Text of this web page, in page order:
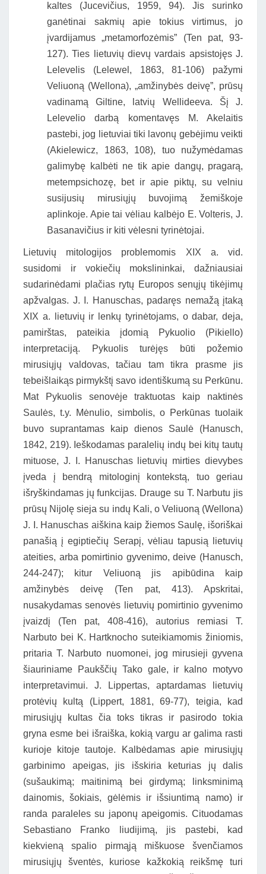
kaltes (Jucevičius, 1959, 94). Jis surinko
ganėtinai sakmių apie tokius virtimus, jo
įvardijamus „metamorfozėmis” (Ten pat, 93-
127). Ties lietuvių dievų vardais apsistojęs J.
Lelevelis (Lelewel, 1863, 81-106) pažymi
Veliuoną (Wellona), „amžinybės deivę”, prūsų
vadinamą Giltine, latvių Wellideeva. Šį J.
Lelevelio darbą komentavęs M. Akelaitis
pastebi, jog lietuviai tiki lavonų gebėjimu veikti
(Akielewicz, 1863, 108), tuo nužymėdamas
galimybę kalbėti ne tik apie dangų, pragarą,
metempsichozę, bet ir apie piktų, su velniu
susijusių mirusiųjų buvojimą žemiškoje
aplinkoje. Apie tai vėliau kalbėjo E. Volteris, J.
Basanavičius ir kiti vėlesni tyrinėtojai.
Lietuvių mitologijos problemomis XIX a. vid.
susidomi ir vokiečių mokslininkai, dažniausiai
sudarinėdami plačias rytų Europos senųjų tikėjimų
apžvalgas. J. I. Hanuschas, padaręs nemažą įtaką
XIX a. lietuvių ir lenkų tyrinėtojams, o dabar, deja,
pamirštas, pateikia įdomią Pykuolio (Pikiello)
interpretaciją. Pykuolis turėjęs būti požemio
mirusiųjų valdovas, tačiau tam tikra prasme jis
tebeišlaikąs pirmykštį savo identiškumą su Perkūnu.
Mat Pykuolis senovėje traktuotas kaip naktinės
Saulės, t.y. Mėnulio, simbolis, o Perkūnas tuolaik
buvo suprantamas kaip dienos Saulė (Hanusch,
1842, 219). Ieškodamas paralelių indų bei kitų tautų
mituose, J. I. Hanuschas lietuvių mirties dievybes
įveda į bendrą mitologinį kontekstą, tuo geriau
išryškindamas jų funkcijas. Drauge su T. Narbutu jis
prūsų Nijolę sieja su indų Kali, o Veliuoną (Wellona)
J. I. Hanuschas aiškina kaip žiemos Saulę, išoriškai
panašią į egiptiečių Serapį, vėliau tapusią lietuvių
ateities, arba pomirtinio gyvenimo, deive (Hanusch,
244-247); kitur Veliuoną jis apibūdina kaip
amžinybės deivę (Ten pat, 413). Apskritai,
nusakydamas senovės lietuvių pomirtinio gyvenimo
įvaizdį (Ten pat, 408-416), autorius remiasi T.
Narbuto bei K. Hartknocho suteikiamomis žiniomis,
pritaria T. Narbuto nuomonei, jog mirusieji gyvena
šiauriniame Paukščių Tako gale, ir kalno motyvo
interpretavimui. J. Lippertas, aptardamas lietuvių
protėvių kultą (Lippert, 1881, 69-77), teigia, kad
mirusiųjų kultas čia toks tikras ir pasirodo tokia
gryna esme bei išraiška, kokią vargu ar galima rasti
kurioje kitoje tautoje. Kalbėdamas apie mirusiųjų
garbinimo apeigas, jis išskiria keturias jų dalis
(sušaukimą; maitinimą bei girdymą; linksminimą
dainomis, šokiais, gėlėmis ir išsiuntimą namo) ir
randa paraleles su japonų apeigomis. Cituodamas
Sebastiano Franko liudijimą, jis pastebi, kad
kiekvieną spalio pirmąją miškuose švenčiamos
mirusiųjų šventės, kuriose kažkokią reikšmę turi